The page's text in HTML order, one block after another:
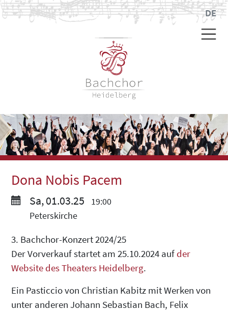
DE
Dona Nobis Pacem
Sa, 01.03.25
19:00
Peterskirche
3. Bachchor-Konzert 2024/25
Der Vorverkauf startet am 25.10.2024 auf der
Website des Theaters Heidelberg.
Ein Pasticcio von Christian Kabitz mit Werken von
unter anderen Johann Sebastian Bach, Felix